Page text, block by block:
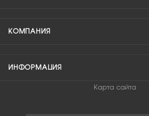
КОМПАНИЯ
ИНФОРМАЦИЯ
Карта сайта